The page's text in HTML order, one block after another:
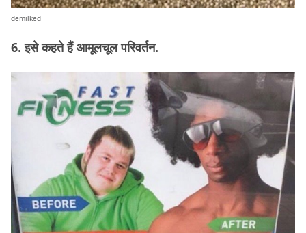
demilked
6. इसे कहते हैं आमूलचूल परिवर्तन.